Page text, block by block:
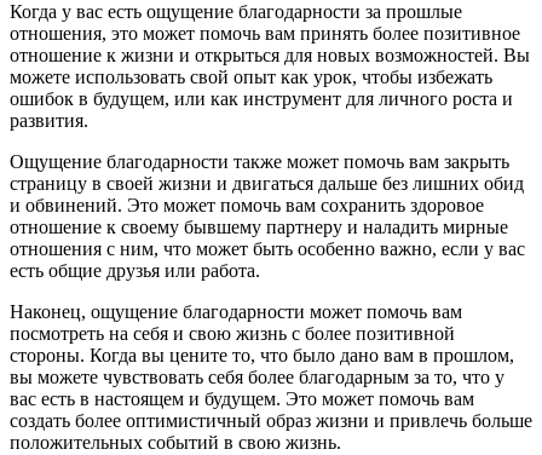
Когда у вас есть ощущение благодарности за прошлые
отношения, это может помочь вам принять более позитивное
отношение к жизни и открыться для новых возможностей. Вы
можете использовать свой опыт как урок, чтобы избежать
ошибок в будущем, или как инструмент для личного роста и
развития.
Ощущение благодарности также может помочь вам закрыть
страницу в своей жизни и двигаться дальше без лишних обид
и обвинений. Это может помочь вам сохранить здоровое
отношение к своему бывшему партнеру и наладить мирные
отношения с ним, что может быть особенно важно, если у вас
есть общие друзья или работа.
Наконец, ощущение благодарности может помочь вам
посмотреть на себя и свою жизнь с более позитивной
стороны. Когда вы цените то, что было дано вам в прошлом,
вы можете чувствовать себя более благодарным за то, что у
вас есть в настоящем и будущем. Это может помочь вам
создать более оптимистичный образ жизни и привлечь больше
положительных событий в свою жизнь.